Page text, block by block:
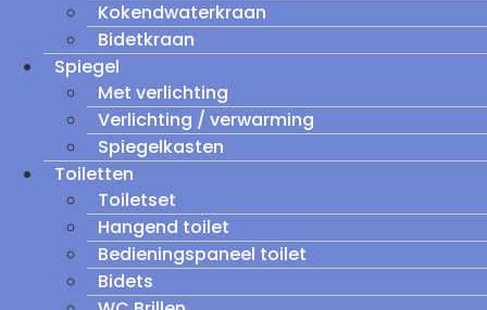
Kokendwaterkraan
Bidetkraan
Spiegel
Met verlichting
Verlichting / verwarming
Spiegelkasten
Toiletten
Toiletset
Hangend toilet
Bedieningspaneel toilet
Bidets